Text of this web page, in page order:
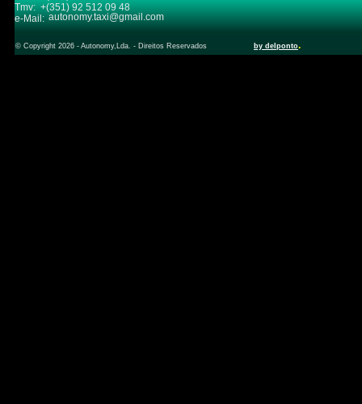
Tmv: +(351) 92 512 09 48
e-Mail:
© Copyright 2026 - Autonomy,Lda. - Direitos Reservados by delponto.
autonomy.taxi@gmail.com